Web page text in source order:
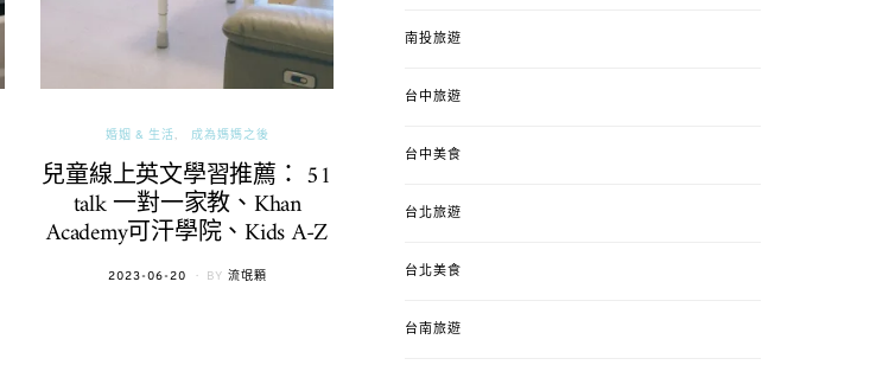
婚姻 & 生活 成為媽媽之後
兒童線上英文學習推薦： 51
talk 一對一家教、Khan
Academy可汗學院、Kids A-Z
POSTED
2023-06-20 BY 流氓顆
錯、認識華德福
ON
南投旅遊
台中旅遊
台中美食
台北旅遊
台北美食
台南旅遊